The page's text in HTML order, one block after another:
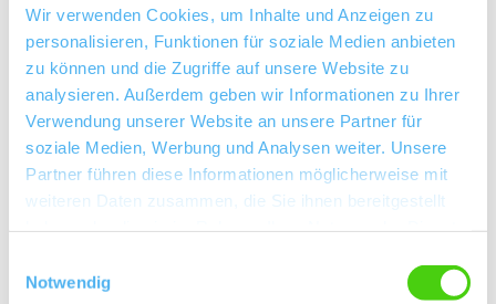
Wir verwenden Cookies, um Inhalte und Anzeigen zu
personalisieren, Funktionen für soziale Medien anbieten
zu können und die Zugriffe auf unsere Website zu
analysieren. Außerdem geben wir Informationen zu Ihrer
Verwendung unserer Website an unsere Partner für
soziale Medien, Werbung und Analysen weiter. Unsere
Partner führen diese Informationen möglicherweise mit
weiteren Daten zusammen, die Sie ihnen bereitgestellt
Notwendig
Lagenwein.
mehr erfahren auf Karte anzeigen